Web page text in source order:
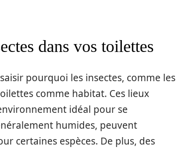
dans vos toilettes
pourquoi les insectes, comme les
comme habitat. Ces lieux
idéal pour se
humides, peuvent
certaines espèces. De plus, des